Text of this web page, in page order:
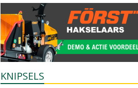
KNIPSELS